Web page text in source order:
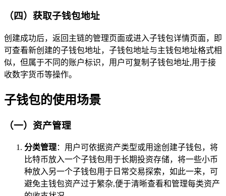
（四）获取子钱包地址
创建成功后，返回主链的管理页面或进入子钱包详情页面，即
可查看新创建的子钱包地址，子钱包地址与主钱包地址格式相
似，但属于不同的账户标识，用户可复制子钱包地址,用于接
收数字货币等操作。
子钱包的使用场景
（一）资产管理
分类管理：用户可依据资产类型或用途创建子钱包，将
比特币放入一个子钱包用于长期投资存储，将一些小币
种放入另一个子钱包用于日常交易探索，如此一来，可
避免主钱包资产过于繁杂,便于清晰查看和管理每类资产